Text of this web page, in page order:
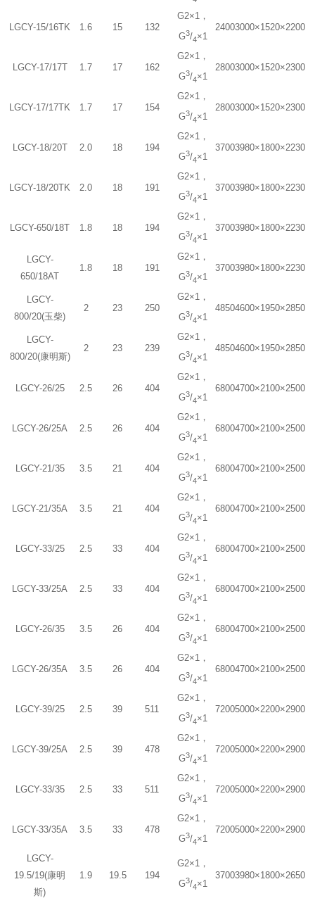
LGCY-15/16TK 1.6 15 132
G2×1，
G3/4×1
24003000×1520×2200
LGCY-17/17T 1.7 17 162
G2×1，
G3/4×1
28003000×1520×2300
LGCY-17/17TK 1.7 17 154
G2×1，
G3/4×1
28003000×1520×2300
LGCY-18/20T 2.0 18 194
G2×1，
G3/4×1
37003980×1800×2230
LGCY-18/20TK 2.0 18 191
G2×1，
G3/4×1
37003980×1800×2230
LGCY-650/18T 1.8 18 194
G2×1，
G3/4×1
37003980×1800×2230
LGCY-
650/18AT
1.8 18 191
G2×1，
G3/4×1
37003980×1800×2230
LGCY-
800/20(玉柴)
2 23 250
G2×1，
G3/4×1
48504600×1950×2850
LGCY-
800/20(康明斯)
2 23 239
G2×1，
G3/4×1
48504600×1950×2850
LGCY-26/25 2.5 26 404
G2×1，
G3/4×1
68004700×2100×2500
LGCY-26/25A 2.5 26 404
G2×1，
G3/4×1
68004700×2100×2500
LGCY-21/35 3.5 21 404
G2×1，
G3/4×1
68004700×2100×2500
LGCY-21/35A 3.5 21 404
G2×1，
G3/4×1
68004700×2100×2500
LGCY-33/25 2.5 33 404
G2×1，
G3/4×1
68004700×2100×2500
LGCY-33/25A 2.5 33 404
G2×1，
G3/4×1
68004700×2100×2500
LGCY-26/35 3.5 26 404
G2×1，
G3/4×1
68004700×2100×2500
LGCY-26/35A 3.5 26 404
G2×1，
G3/4×1
68004700×2100×2500
LGCY-39/25 2.5 39 511
G2×1，
G3/4×1
72005000×2200×2900
LGCY-39/25A 2.5 39 478
G2×1，
G3/4×1
72005000×2200×2900
LGCY-33/35 2.5 33 511
G2×1，
G3/4×1
72005000×2200×2900
LGCY-33/35A 3.5 33 478
G2×1，
G3/4×1
72005000×2200×2900
LGCY-
19.5/19(康明
斯)
1.9 19.5 194
G2×1，
G3/4×1
37003980×1800×2650